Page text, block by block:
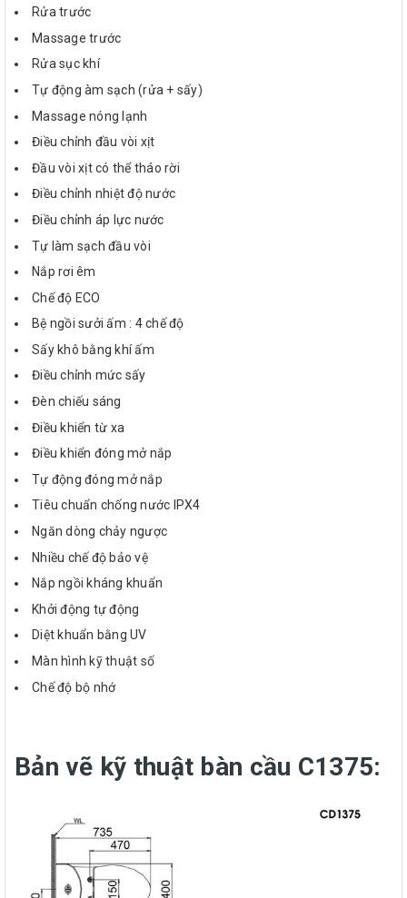
Rửa trước
Massage trước
Rửa sục khí
Tự động àm sạch (rửa + sấy)
Massage nóng lạnh
Điều chỉnh đầu vòi xịt
Đầu vòi xịt có thể tháo rời
Điều chỉnh nhiệt độ nước
Điều chỉnh áp lực nước
Tự làm sạch đầu vòi
Nắp rơi êm
Chế độ ECO
Bệ ngồi sưởi ấm : 4 chế độ
Sấy khô bằng khí ấm
Điều chỉnh mức sấy
Đèn chiếu sáng
Điều khiển từ xa
Điều khiển đóng mở nắp
Tự động đóng mở nắp
Tiêu chuẩn chống nước IPX4
Ngăn dòng chảy ngược
Nhiều chế độ bảo vệ
Nắp ngồi kháng khuẩn
Khởi động tự động
Diệt khuẩn bằng UV
Màn hình kỹ thuật số
Chế độ bộ nhớ
Bản vẽ kỹ thuật bàn cầu C1375: